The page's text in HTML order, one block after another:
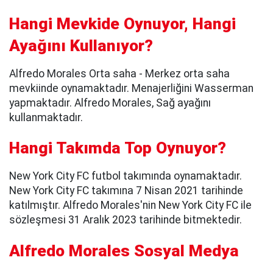
Hangi Mevkide Oynuyor, Hangi
Ayağını Kullanıyor?
Alfredo Morales Orta saha - Merkez orta saha
mevkiinde oynamaktadır. Menajerliğini Wasserman
yapmaktadır. Alfredo Morales, Sağ ayağını
kullanmaktadır.
Hangi Takımda Top Oynuyor?
New York City FC futbol takımında oynamaktadır.
New York City FC takımına 7 Nisan 2021 tarihinde
katılmıştır. Alfredo Morales'nin New York City FC ile
sözleşmesi 31 Aralık 2023 tarihinde bitmektedir.
Alfredo Morales Sosyal Medya